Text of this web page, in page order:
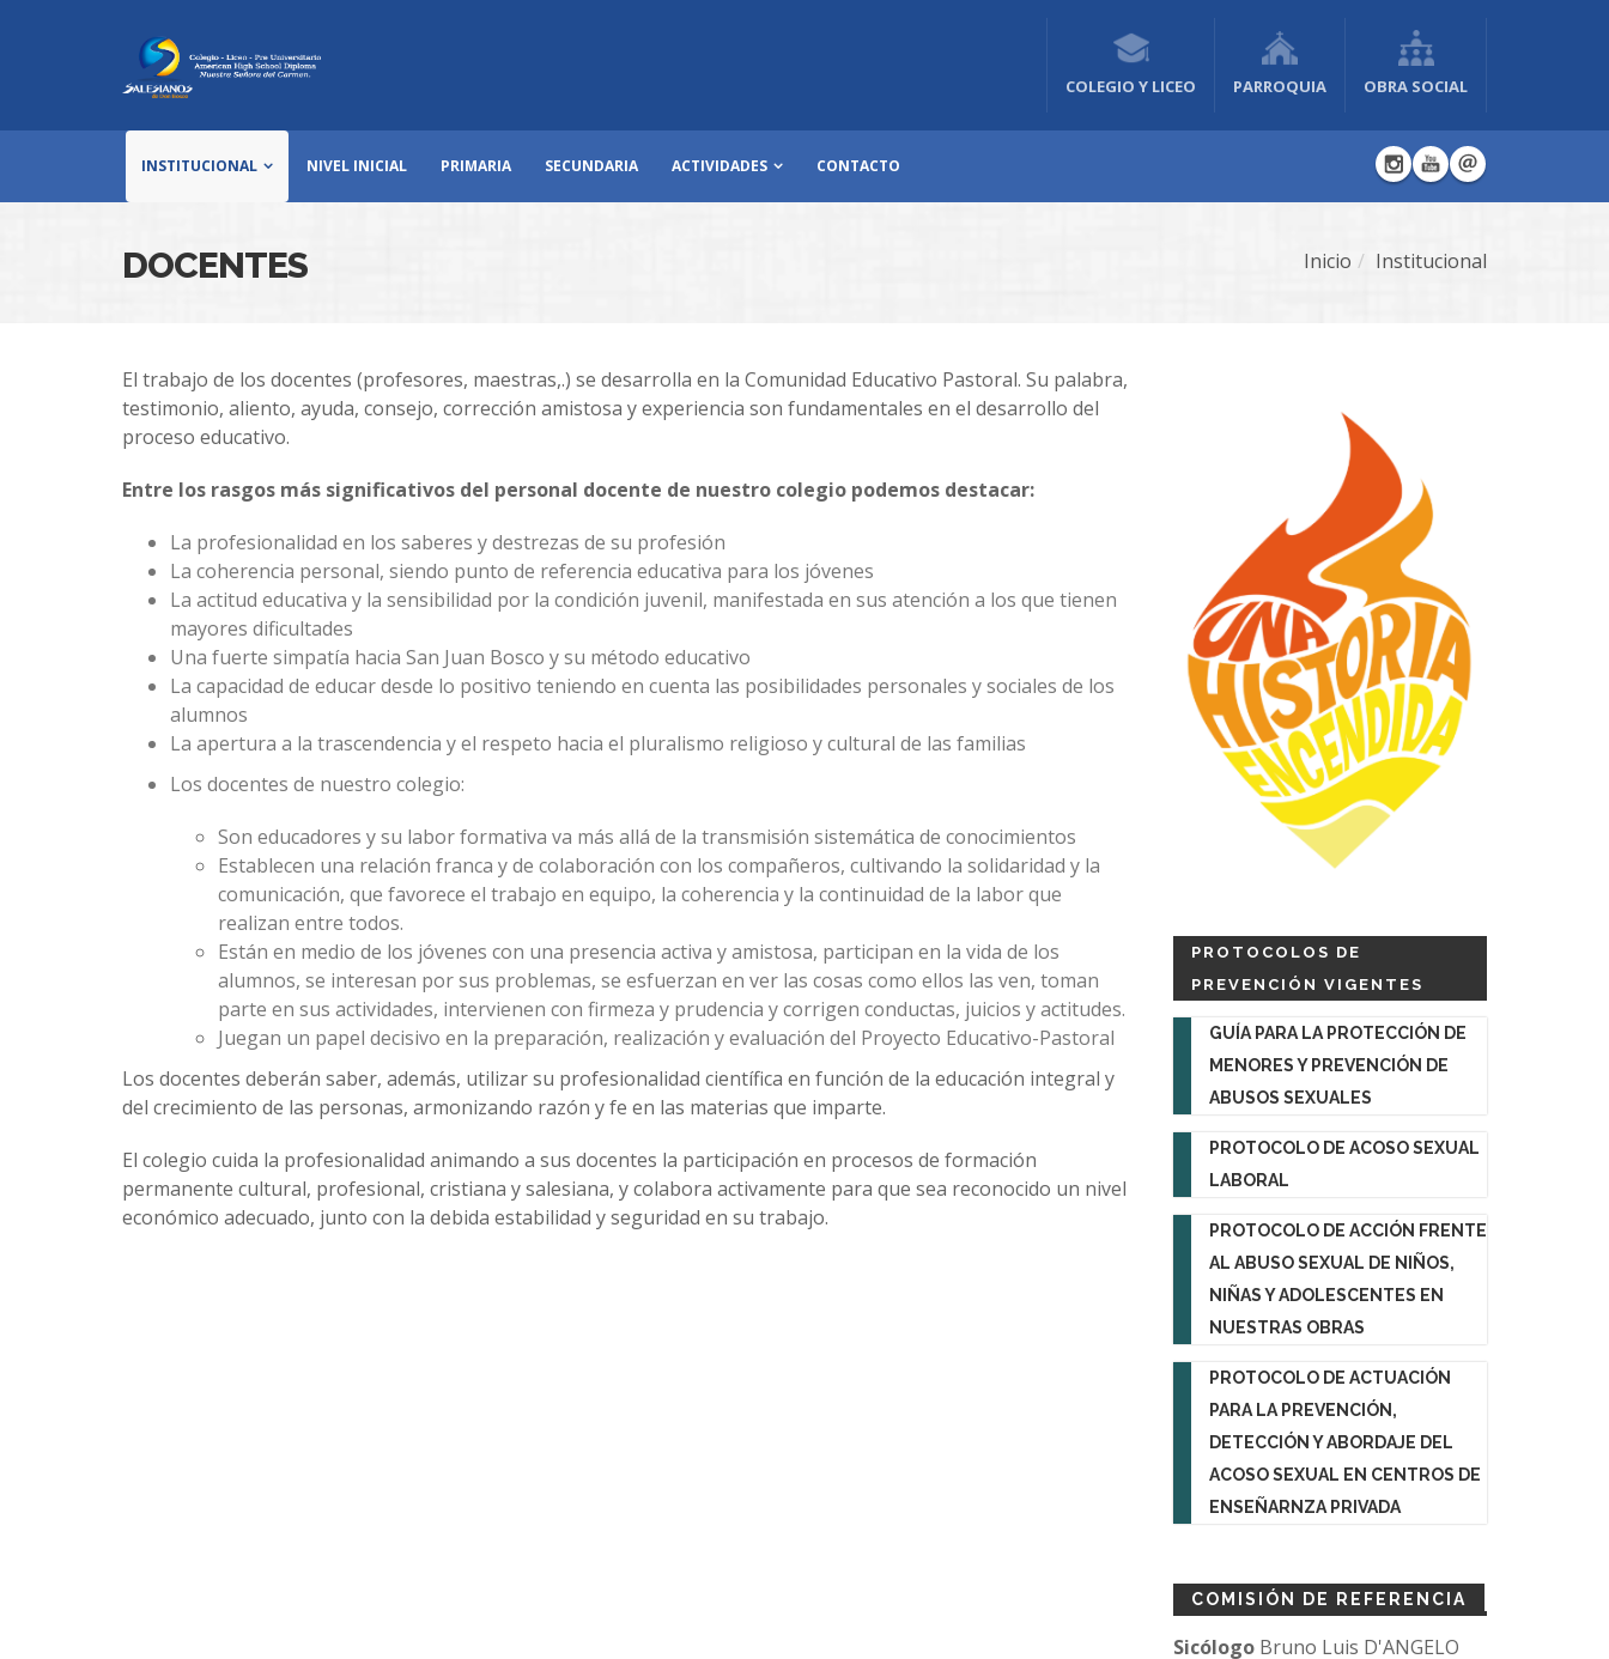
COLEGIO Y LICEO PARROQUIA OBRA SOCIAL
INSTITUCIONAL NIVEL INICIAL PRIMARIA SECUNDARIA ACTIVIDADES CONTACTO
DOCENTES Inicio Institucional
El trabajo de los docentes (profesores, maestras,.) se desarrolla en la Comunidad Educativo Pastoral. Su palabra,
testimonio, aliento, ayuda, consejo, corrección amistosa y experiencia son fundamentales en el desarrollo del
proceso educativo.
Entre los rasgos más significativos del personal docente de nuestro colegio podemos destacar:
La profesionalidad en los saberes y destrezas de su profesión
La coherencia personal, siendo punto de referencia educativa para los jóvenes
La actitud educativa y la sensibilidad por la condición juvenil, manifestada en sus atención a los que tienen
mayores dificultades
Una fuerte simpatía hacia San Juan Bosco y su método educativo
La capacidad de educar desde lo positivo teniendo en cuenta las posibilidades personales y sociales de los
alumnos
La apertura a la trascendencia y el respeto hacia el pluralismo religioso y cultural de las familias
Los docentes de nuestro colegio:
Son educadores y su labor formativa va más allá de la transmisión sistemática de conocimientos
Establecen una relación franca y de colaboración con los compañeros, cultivando la solidaridad y la
comunicación, que favorece el trabajo en equipo, la coherencia y la continuidad de la labor que
realizan entre todos.
Están en medio de los jóvenes con una presencia activa y amistosa, participan en la vida de los
alumnos, se interesan por sus problemas, se esfuerzan en ver las cosas como ellos las ven, toman
parte en sus actividades, intervienen con firmeza y prudencia y corrigen conductas, juicios y actitudes.
Juegan un papel decisivo en la preparación, realización y evaluación del Proyecto Educativo-Pastoral
Los docentes deberán saber, además, utilizar su profesionalidad científica en función de la educación integral y
del crecimiento de las personas, armonizando razón y fe en las materias que imparte.
El colegio cuida la profesionalidad animando a sus docentes la participación en procesos de formación
permanente cultural, profesional, cristiana y salesiana, y colabora activamente para que sea reconocido un nivel
económico adecuado, junto con la debida estabilidad y seguridad en su trabajo.
PROTOCOLOS DE
PREVENCIÓN VIGENTES
GUÍA PARA LA PROTECCIÓN DE
MENORES Y PREVENCIÓN DE
ABUSOS SEXUALES
PROTOCOLO DE ACOSO SEXUAL
LABORAL
PROTOCOLO DE ACCIÓN FRENTE
AL ABUSO SEXUAL DE NIÑOS,
NIÑAS Y ADOLESCENTES EN
NUESTRAS OBRAS
PROTOCOLO DE ACTUACIÓN
PARA LA PREVENCIÓN,
DETECCIÓN Y ABORDAJE DEL
ACOSO SEXUAL EN CENTROS DE
ENSEÑARNZA PRIVADA
COMISIÓN DE REFERENCIA
SicólogoBruno Luis D'ANGELO